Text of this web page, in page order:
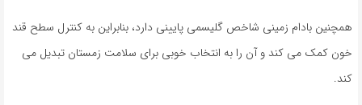
همچنین بادام زمینی شاخص گلیسمی پایینی دارد، بنابراین به کنترل سطح قند
خون کمک می کند و آن را به انتخاب خوبی برای سلامت زمستان تبدیل می
کند.